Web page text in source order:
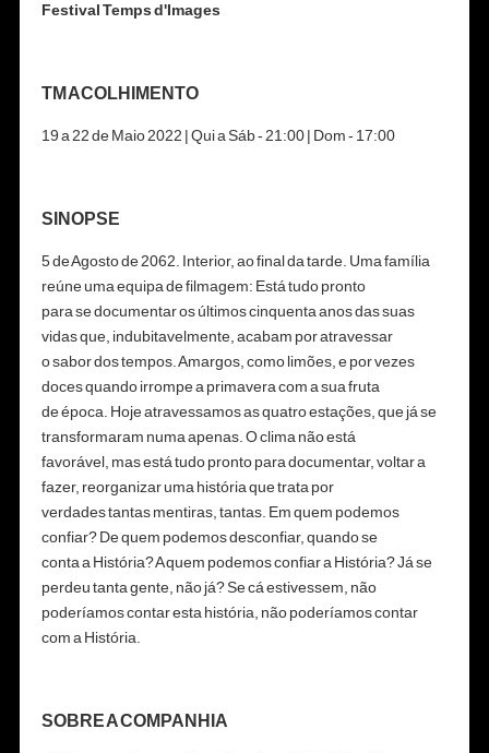
Festival Temps d'Images
TM ACOLHIMENTO
19 a 22 de Maio 2022 | Qui a Sáb - 21:00 | Dom - 17:00
SINOPSE
5 de Agosto de 2062. Interior, ao final da tarde. Uma família
reúne uma equipa de filmagem: Está tudo pronto
para se documentar os últimos cinquenta anos das suas
vidas que, indubitavelmente, acabam por atravessar
o sabor dos tempos. Amargos, como limões, e por vezes
doces quando irrompe a primavera com a sua fruta
de época. Hoje atravessamos as quatro estações, que já se
transformaram numa apenas. O clima não está
favorável, mas está tudo pronto para documentar, voltar a
fazer, reorganizar uma história que trata por
verdades tantas mentiras, tantas. Em quem podemos
confiar? De quem podemos desconfiar, quando se
conta a História? A quem podemos confiar a História? Já se
perdeu tanta gente, não já? Se cá estivessem, não
poderíamos contar esta história, não poderíamos contar
com a História.
SOBRE A COMPANHIA